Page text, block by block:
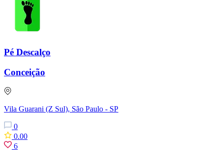
Pé Descalço
Conceição
Vila Guarani (Z Sul), São Paulo - SP
0
0.00
6